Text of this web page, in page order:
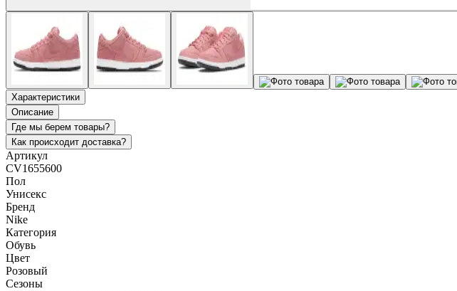
Характеристики
Описание
Где мы берем товары?
Как происходит доставка?
Артикул
CV1655600
Пол
Унисекс
Бренд
Nike
Категория
Обувь
Цвет
Розовый
Сезоны